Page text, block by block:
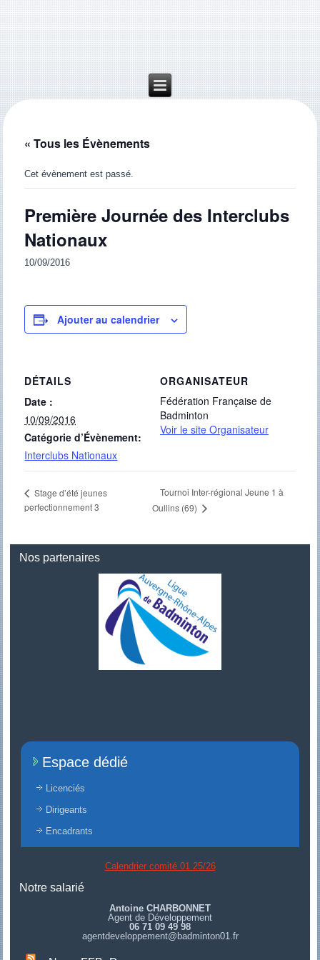
« Tous les Évènements
Cet évènement est passé.
Première Journée des Interclubs
Nationaux
10/09/2016
Ajouter au calendrier
DÉTAILS
Date :
10/09/2016
Catégorie d’Évènement:
Interclubs Nationaux
ORGANISATEUR
Fédération Française de
Badminton
Voir le site Organisateur
Stage d’été jeunes
perfectionnement 3
Tournoi Inter-régional Jeune 1 à
Oullins (69)
Nos partenaires
Espace dédié
Licenciés
Dirigeants
Encadrants
Calendrier comité 01 25/26
Notre salarié
Antoine CHARBONNET
Agent de Développement
06 71 09 49 98
agentdeveloppement@badminton01.fr